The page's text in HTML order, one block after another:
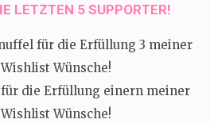
LETZTEN 5 SUPPORTER!
für die Erfüllung 3 meiner
Wünsche!
die Erfüllung einern meiner
Wünsche!